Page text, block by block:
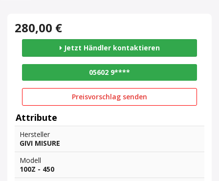
280,00 €
Jetzt Händler kontaktieren
05602 9****
Preisvorschlag senden
Attribute
Hersteller
GIVI MISURE
Modell
100Z - 450